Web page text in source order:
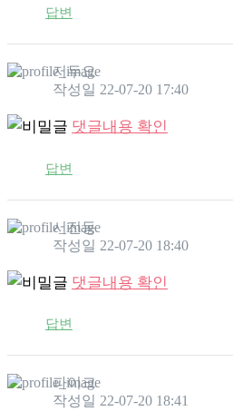
답변
저두요
작성일 22-07-20 17:40
댓글내용 확인
답변
서진동
작성일 22-07-20 18:40
댓글내용 확인
답변
파이크
작성일 22-07-20 18:41